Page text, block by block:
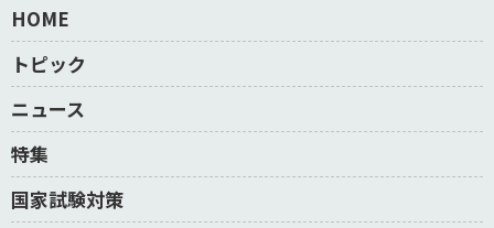
HOME
トピック
ニュース
特集
国家試験対策